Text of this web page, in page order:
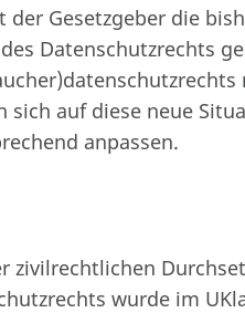
der Gesetzgeber die
Datenschutzrechts
auf diese neue
anpassen.
zivilrechtlichen
wurde im